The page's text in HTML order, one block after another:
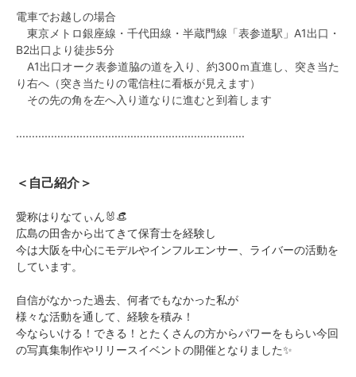
電車でお越しの場合
東京メトロ銀座線・千代田線・半蔵門線「表参道駅」A1出口・
B2出口より徒歩5分
A1出口オーク表参道脇の道を入り、約300ｍ直進し、突き当た
り右へ（突き当たりの電信柱に看板が見えます）
その先の角を左へ入り道なりに進むと到着します
........................................................................
＜自己紹介＞
愛称はりなてぃん🐰👒
広島の田舎から出てきて保育士を経験し
今は大阪を中心にモデルやインフルエンサー、ライバーの活動を
しています。
自信がなかった過去、何者でもなかった私が
様々な活動を通して、経験を積み！
今ならいける！できる！とたくさんの方からパワーをもらい今回
の写真集制作やリリースイベントの開催となりました✨